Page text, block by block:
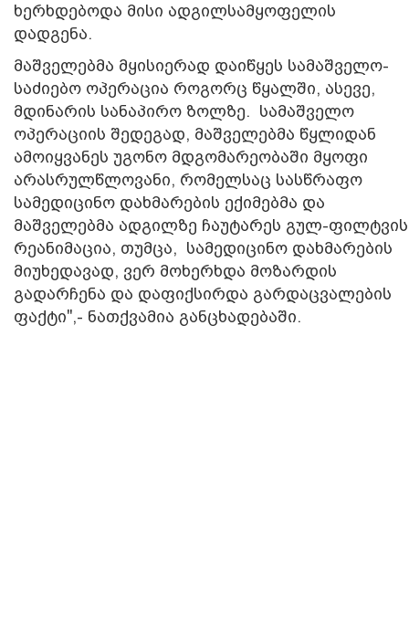
ხერხდებოდა მისი ადგილსამყოფელის
დადგენა.
მაშველებმა მყისიერად დაიწყეს სამაშველო-
საძიებო ოპერაცია როგორც წყალში, ასევე,
მდინარის სანაპირო ზოლზე. სამაშველო
ოპერაციის შედეგად, მაშველებმა წყლიდან
ამოიყვანეს უგონო მდგომარეობაში მყოფი
არასრულწლოვანი, რომელსაც სასწრაფო
სამედიცინო დახმარების ექიმებმა და
მაშველებმა ადგილზე ჩაუტარეს გულ-ფილტვის
რეანიმაცია, თუმცა, სამედიცინო დახმარების
მიუხედავად, ვერ მოხერხდა მოზარდის
გადარჩენა და დაფიქსირდა გარდაცვალების
ფაქტი",- ნათქვამია განცხადებაში.